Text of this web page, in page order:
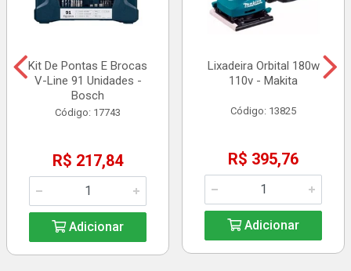
Kit De Pontas E Brocas
V-Line 91 Unidades -
Bosch
Código: 17743
R$ 217,84
Adicionar
Lixadeira Orbital 180w
110v - Makita
Código: 13825
R$ 395,76
Adicionar